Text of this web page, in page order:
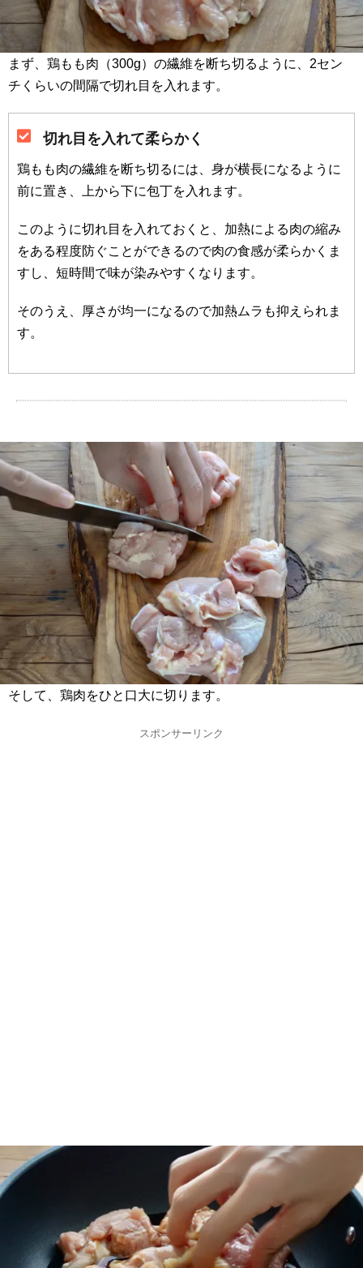
まず、鶏もも肉（300g）の繊維を断ち切るように、2セン
チくらいの間隔で切れ目を入れます。
切れ目を入れて柔らかく
鶏もも肉の繊維を断ち切るには、身が横長になるように
前に置き、上から下に包丁を入れます。
このように切れ目を入れておくと、加熱による肉の縮み
をある程度防ぐことができるので肉の食感が柔らかくま
すし、短時間で味が染みやすくなります。
そのうえ、厚さが均一になるので加熱ムラも抑えられま
す。
そして、鶏肉をひと口大に切ります。
スポンサーリンク